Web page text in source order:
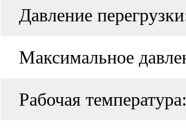
Давление
Максимальное
Рабочая температура: